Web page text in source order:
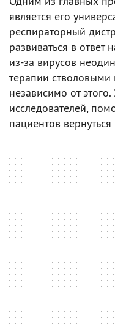
является его
респираторный
развиваться в
из-за вирусов
терапии стволовыми
независимо от
исследователей,
пациентов